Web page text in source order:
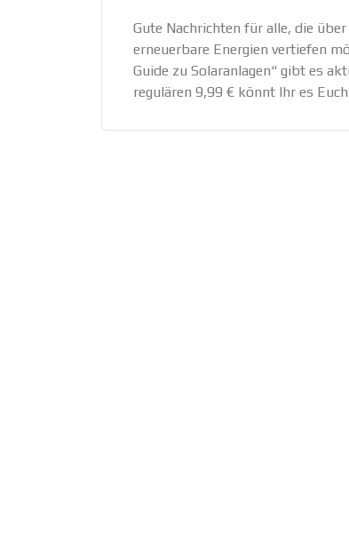
Gute Nachrichten für alle, die
erneuerbare Energien vertiefen
Guide zu Solaranlagen“ gibt es
regulären 9,99 € könnt Ihr es